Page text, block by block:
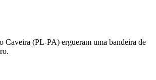
Caveira (PL-PA) ergueram uma bandeira de